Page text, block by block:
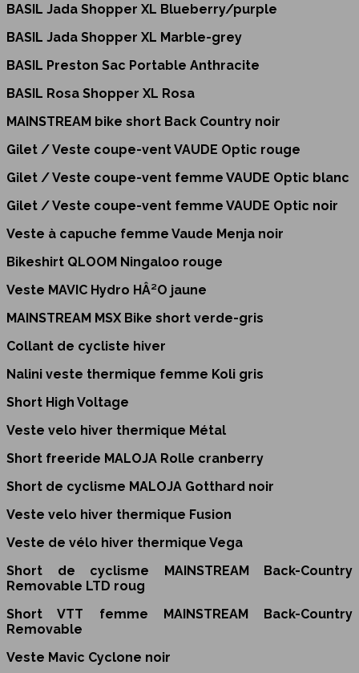
BASIL Jada Shopper XL Blueberry/purple
BASIL Jada Shopper XL Marble-grey
BASIL Preston Sac Portable Anthracite
BASIL Rosa Shopper XL Rosa
MAINSTREAM bike short Back Country noir
Gilet / Veste coupe-vent VAUDE Optic rouge
Gilet / Veste coupe-vent femme VAUDE Optic blanc
Gilet / Veste coupe-vent femme VAUDE Optic noir
Veste à capuche femme Vaude Menja noir
Bikeshirt QLOOM Ningaloo rouge
Veste MAVIC Hydro HÂ²O jaune
MAINSTREAM MSX Bike short verde-gris
Collant de cycliste hiver
Nalini veste thermique femme Koli gris
Short High Voltage
Veste velo hiver thermique Métal
Short freeride MALOJA Rolle cranberry
Short de cyclisme MALOJA Gotthard noir
Veste velo hiver thermique Fusion
Veste de vélo hiver thermique Vega
Short de cyclisme MAINSTREAM Back-Country
Removable LTD roug
Short VTT femme MAINSTREAM Back-Country
Removable
Veste Mavic Cyclone noir